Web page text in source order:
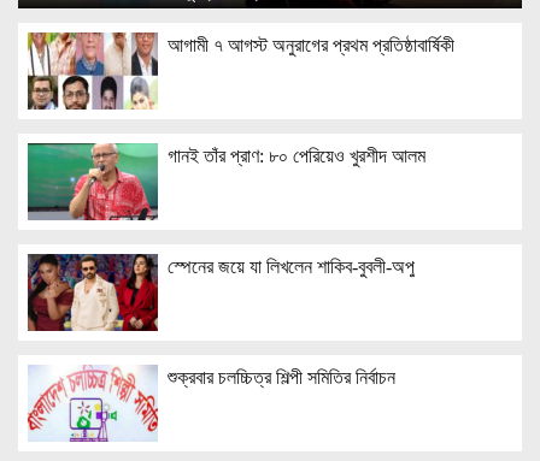
আগামী ৭ আগস্ট অনুরাগের প্রথম প্রতিষ্ঠাবার্ষিকী
গানই তাঁর প্রাণ: ৮০ পেরিয়েও খুরশীদ আলম
স্পেনের জয়ে যা লিখলেন শাকিব-বুবলী-অপু
শুক্রবার চলচ্চিত্র শিল্পী সমিতির নির্বাচন